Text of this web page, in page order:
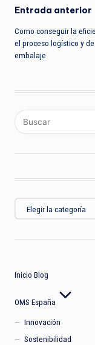
de
entradas
Entrada anterior
Como conseguir la
el proceso logístico y de
embalaje
Categorías
Inicio Blog
OMS España
Innovación
Sostenibilidad